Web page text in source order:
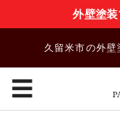
外壁塗
久留米市の外
☰